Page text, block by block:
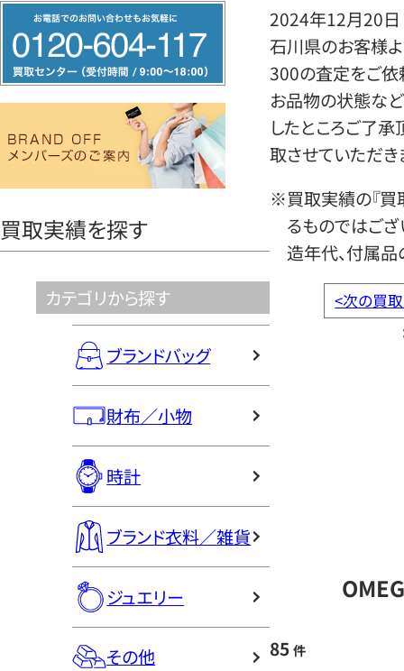
リ
ー
ヤ
買取実績を探す
カテゴリから探す
ブランドバッグ
財布／小物
時計
ブランド衣料／雑貨
ジュエリー
その他
2024年12月20日
石川県のお客様
300の査定をご依
お品物の状態など
したところご了
取させていただき
※買取実績の『買
るものではござ
造年代、付属品
<次の買
85 件